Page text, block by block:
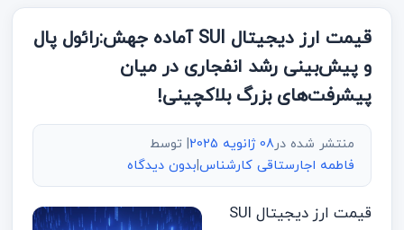
قیمت ارز دیجیتال SUI آماده جهش:رائول پال
و پیش‌بینی رشد انفجاری در میان
پیشرفت‌های بزرگ بلاکچینی!
منتشر شده در08 ژانویه 2025
| توسط
فاطمه اجارستاقی کارشناس|بدون دیدگاه
قیمت ارز دیجیتال SUI